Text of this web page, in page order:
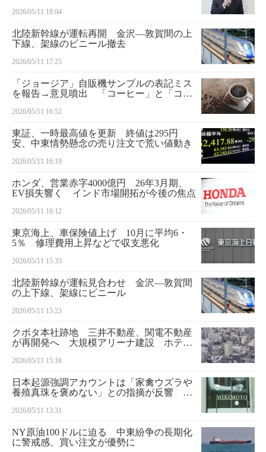
2026/05/11 18:04
北陸新幹線が運転再開 金沢―敦賀間の上
下線、架線のビニール撤去
2026/05/11 17:25
「ジョージア」自販機サンプルの表記ミス
を報告→意見噴出 「コーヒー」と「コー
2026/05/11 16:52
東証、一時最高値を更新 終値は295円
安、中東情勢懸念の売り注文で荒い値動き
2026/05/11 16:19
ホンダ、営業赤字4000億円 26年3月期、
EV損失響く インド市場開拓が今後の焦点
2026/05/11 16:12
東京海上、車保険値上げ 10月に平均6・
5％ 修理費用上昇などで収支悪化
2026/05/11 15:33
北陸新幹線が運転見合わせ 金沢―敦賀間
の上下線、架線にビニール
2026/05/11 15:23
クボタ本社跡地 三井不動産、関電不動産
が再開発へ 大規模アリーナ建設 ホテル
2026/05/11 15:18
日本起源強調アカウントは「家禽ウズラや
養殖真珠を褒めない」との指摘が反響
えてる」と再発見の声 乾電池・QRコード
2026/05/11 13:31
NY原油100ドルに迫る 中東紛争の長期化
に警戒感、買い注文が優勢に